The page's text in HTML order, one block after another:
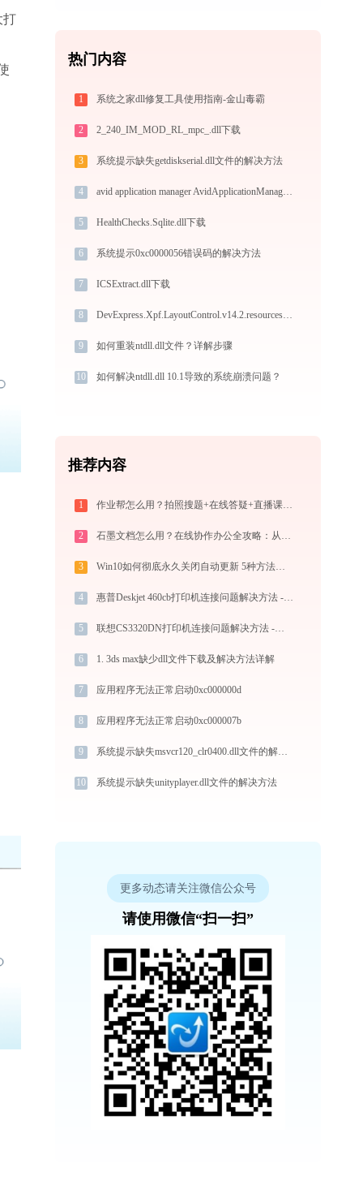
打
热门内容
1 系统之家dll修复工具使用指南-金山毒霸
2 2_240_IM_MOD_RL_mpc_.dll下载
3 系统提示缺失getdiskserial.dll文件的解决方法
4 avid application manager AvidApplicationManager.exe加载msvcr120.dll文件丢失处理办法
5 HealthChecks.Sqlite.dll下载
6 系统提示0xc0000056错误码的解决方法
7 ICSExtract.dll下载
8 DevExpress.Xpf.LayoutControl.v14.2.resources.dll下载
9 如何重装ntdll.dll文件？详解步骤
10 如何解决ntdll.dll 10.1导致的系统崩溃问题？
推荐内容
1 作业帮怎么用？拍照搜题+在线答疑+直播课，中小学生辅导全攻略
2 石墨文档怎么用？在线协作办公全攻略：从注册到团队高效协同
3 Win10如何彻底永久关闭自动更新 5种方法教你永久关闭win10自动更新
4 惠普Deskjet 460cb打印机连接问题解决方法 -金山毒霸
5 联想CS3320DN打印机连接问题解决方法 -金山毒霸
6 1. 3ds max缺少dll文件下载及解决方法详解
7 应用程序无法正常启动0xc000000d
8 应用程序无法正常启动0xc000007b
9 系统提示缺失msvcr120_clr0400.dll文件的解决方法
10 系统提示缺失unityplayer.dll文件的解决方法
更多动态请关注微信公众号
请使用微信“扫一扫”